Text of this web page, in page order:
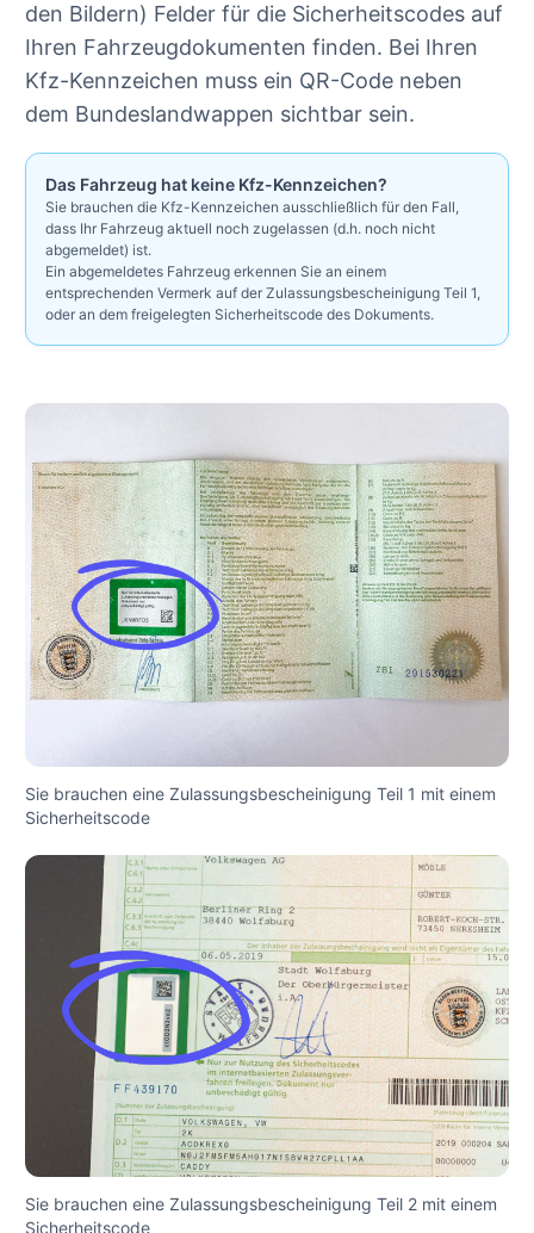
den Bildern) Felder für die Sicherheitscodes auf
Ihren Fahrzeugdokumenten finden. Bei Ihren
Kfz-Kennzeichen muss ein QR-Code neben
dem Bundeslandwappen sichtbar sein.
Das Fahrzeug hat keine Kfz-Kennzeichen?
Sie brauchen die Kfz-Kennzeichen ausschließlich für den Fall,
dass Ihr Fahrzeug aktuell noch zugelassen (d.h. noch nicht
abgemeldet) ist.
Ein abgemeldetes Fahrzeug erkennen Sie an einem
entsprechenden Vermerk auf der Zulassungsbescheinigung Teil 1,
oder an dem freigelegten Sicherheitscode des Dokuments.
Sie brauchen eine Zulassungsbescheinigung Teil 1 mit einem
Sicherheitscode
Sie brauchen eine Zulassungsbescheinigung Teil 2 mit einem
Sicherheitscode